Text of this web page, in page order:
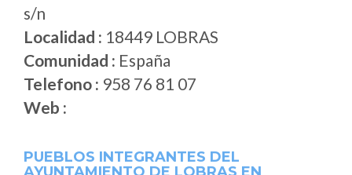
s/n
Localidad : 18449 LOBRAS
Comunidad : España
Telefono : 958 76 81 07
Web :
PUEBLOS INTEGRANTES DEL